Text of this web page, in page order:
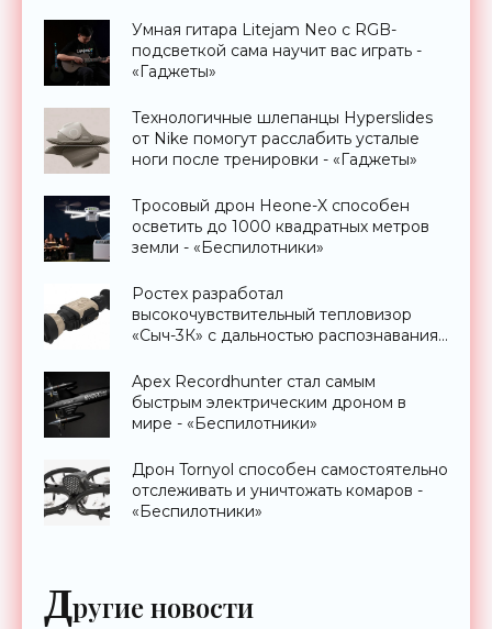
Умная гитара Litejam Neo с RGB-
подсветкой сама научит вас играть -
«Гаджеты»
Технологичные шлепанцы Hyperslides
от Nike помогут расслабить усталые
ноги после тренировки - «Гаджеты»
Тросовый дрон Heone-X способен
осветить до 1000 квадратных метров
земли - «Беспилотники»
Ростех разработал
высокочувствительный тепловизор
«Сыч-3К» с дальностью распознавания
Apex Recordhunter стал самым
быстрым электрическим дроном в
мире - «Беспилотники»
Дрон Tornyol способен самостоятельно
отслеживать и уничтожать комаров -
«Беспилотники»
Другие новости